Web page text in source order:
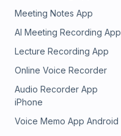
Meeting Notes App
AI Meeting Recording App
Lecture Recording App
Online Voice Recorder
Audio Recorder App
iPhone
Voice Memo App Android